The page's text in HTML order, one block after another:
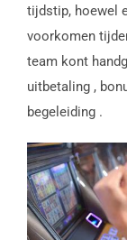
tijdstip, hoewel
voorkomen
team kont
uitbetaling ,
begeleiding .